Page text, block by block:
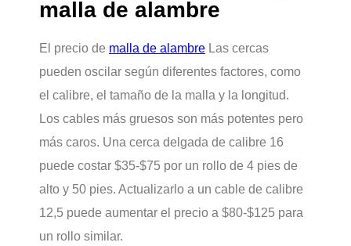
malla de alambre
El precio de malla de alambre Las cercas
pueden oscilar según diferentes factores, como
el calibre, el tamaño de la malla y la longitud.
Los cables más gruesos son más potentes pero
más caros. Una cerca delgada de calibre 16
puede costar $35-$75 por un rollo de 4 pies de
alto y 50 pies. Actualizarlo a un cable de calibre
12,5 puede aumentar el precio a $80-$125 para
un rollo similar.